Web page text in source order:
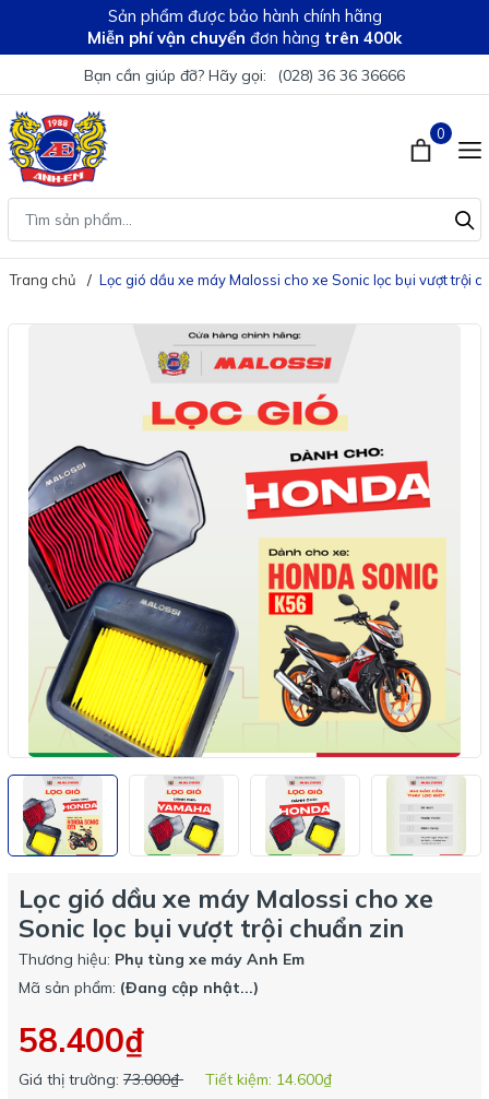
Sản phẩm được bảo hành chính hãng
Miễn phí vận chuyển đơn hàng trên 400k
Bạn cần giúp đỡ? Hãy gọi: (028) 36 36 36666
0
Trang chủ Lọc gió dầu xe máy Malossi cho xe Sonic lọc bụi vượt trội
Lọc gió dầu xe máy Malossi cho xe
Sonic lọc bụi vượt trội chuẩn zin
Thương hiệu: Phụ tùng xe máy Anh Em
Mã sản phẩm: (Đang cập nhật...)
58.400₫
Giá thị trường: 73.000₫ Tiết kiệm: 14.600₫